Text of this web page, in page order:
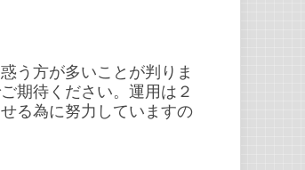
う方が多いことが判りま
期待ください。運用は２
る為に努力していますの